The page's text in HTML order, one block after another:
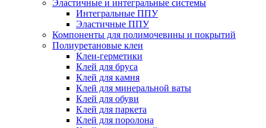
Эластичные и интегральные системы
Интегральные ППУ
Эластичные ППУ
Компоненты для полимочевины и покрытий
Полиуретановые клеи
Клеи-герметики
Клей для бруса
Клей для камня
Клей для минеральной ваты
Клей для обуви
Клей для паркета
Клей для поролона